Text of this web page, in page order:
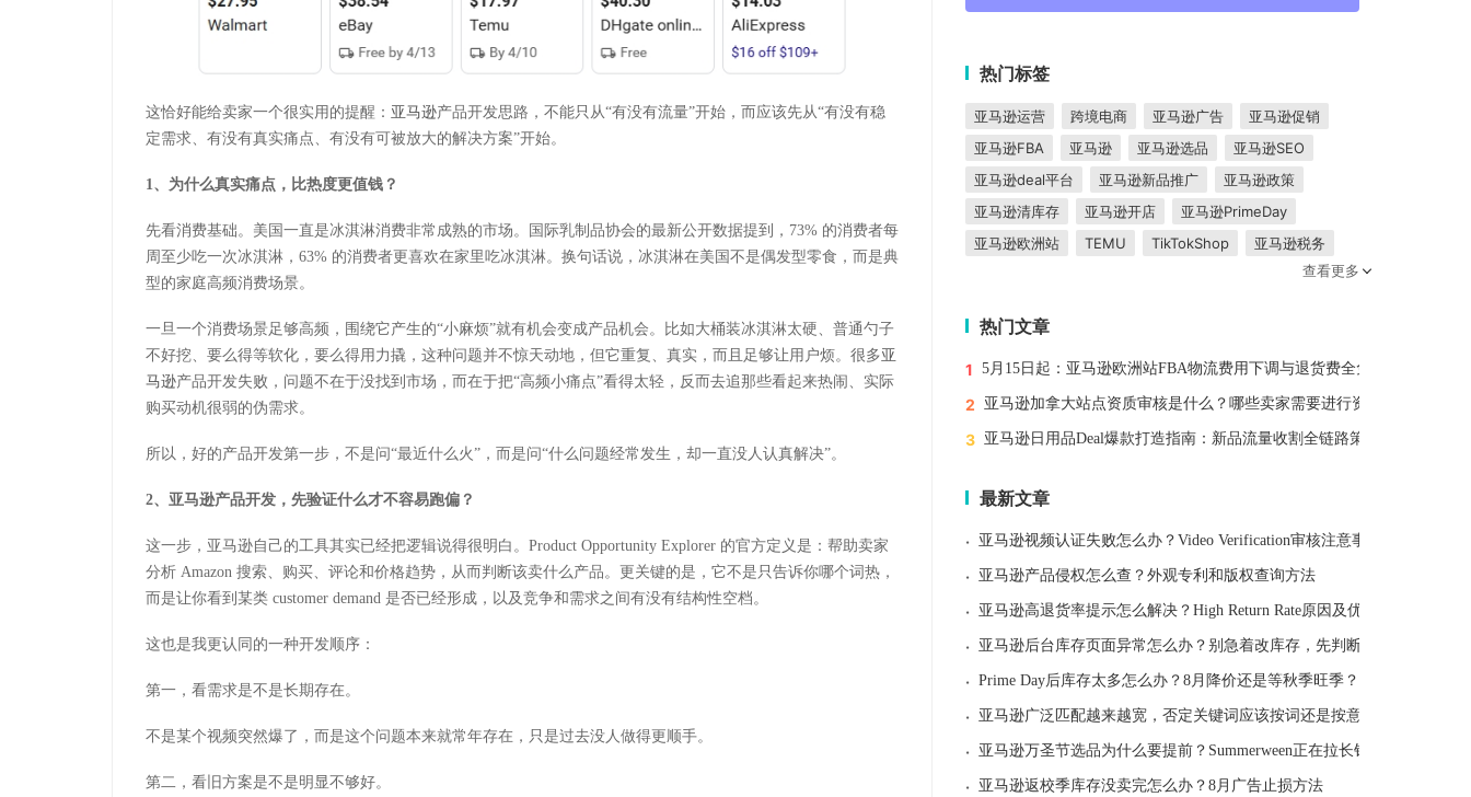
这恰好能给卖家一个很实用的提醒： 亚马逊产品开发思路，不能只从“有没有流量”开始，而应该先从“有没有稳
定需求、有没有真实痛点、有没有可被放大的解决方案”开始。
1、 为什么真实痛点，比热度更值钱？
先看消费基础。美国一直是冰淇淋消费非常成熟的市场。国际乳制品协会的最新公开数据提到， 73% 的消费者每
周至少吃一次冰淇淋， 63% 的消费者更喜欢在家里吃冰淇淋。换句话说，冰淇淋在美国不是偶发型零食，而是典
型的家庭高频消费场景。
一旦一个消费场景足够高频，围绕它产生的“小麻烦”就有机会变成产品机会。比如大桶装冰淇淋太硬、普通勺子
不好挖、要么得等软化，要么得用力撬，这种问题并不惊天动地，但它重复、真实，而且足够让用户烦。很多亚
马逊产品开发失败，问题不在于没找到市场，而在于把“高频小痛点”看得太轻，反而去追那些看起来热闹、实际
购买动机很弱的伪需求。
所以，好的产品开发第一步，不是问“最近什么火”，而是问“什么问题经常发生，却一直没人认真解决”。
2、 亚马逊产品开发，先验证什么才不容易跑偏？
这一步，亚马逊自己的工具其实已经把逻辑说得很明白。 Product Opportunity Explorer 的官方定义是：帮助卖家
分析 Amazon 搜索、购买、评论和价格趋势，从而判断该卖什么产品。更关键的是，它不是只告诉你哪个词热，
而是让你看到某类 customer demand 是否已经形成，以及竞争和需求之间有没有结构性空档。
这也是我更认同的一种开发顺序：
第一，看需求是不是长期存在。
不是某个视频突然爆了，而是这个问题本来就常年存在，只是过去没人做得更顺手。
第二，看旧方案是不是明显不够好。
热门标签
亚马逊运营 跨境电商 亚马逊广告
亚马逊促销
亚马逊FBA
亚马逊 亚马逊选品
亚马逊SEO
亚马逊deal平台
亚马逊新品推广
亚马逊政策
亚马逊清库存
亚马逊开店
亚马逊PrimeDay
亚马逊欧洲站
TEMU TikTokShop
亚马逊税务
东南亚市场
DeepSeek
亚马逊站外推广体系课
亚马逊春季大促
Deal平台
亚马逊选品思路
亚马逊旺季 亚马逊BD
站外引流
选品策略
Deal站 PrimeDay
站外促销
查看更多
热门文章
1 5月15日起：亚马逊欧洲站FBA物流费用下调与退货费全免解读
2 亚马逊加拿大站点资质审核是什么？哪些卖家需要进行资质审核？
3 亚马逊日用品Deal爆款打造指南：新品流量收割全链路策略
最新文章
· 亚马逊视频认证失败怎么办？Video Verification审核注意事项
· 亚马逊产品侵权怎么查？外观专利和版权查询方法
· 亚马逊高退货率提示怎么解决？High Return Rate原因及优化方法
· 亚马逊后台库存页面异常怎么办？别急着改库存，先判断是不是系统故障
· Prime Day后库存太多怎么办？8月降价还是等秋季旺季？
· 亚马逊广泛匹配越来越宽，否定关键词应该按词还是按意图？
· 亚马逊万圣节选品为什么要提前？Summerween正在拉长销售周期
· 亚马逊返校季库存没卖完怎么办？8月广告止损方法